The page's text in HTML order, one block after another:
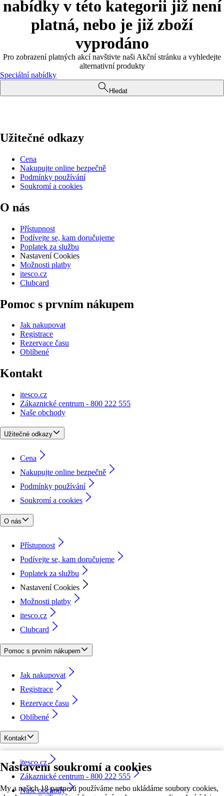
Nastavení soukromí a cookies
My a našich 18 partnerů používáme nebo ukládáme soubory cookies,
nabídky v této kategorii již není
platná, nebo je již zboží
vyprodáno
Pro zobrazení platných akcí navštivte naši Akční stránku a vyhledejte
alternativní produkty
Speciální nabídky
Hledat
Užitečné odkazy
Cena
Nakupujte online bezpečně
Podmínky používání
Soukromí a cookies
O nás
Přístupnost
Podívejte se, kam doručujeme
Poplatek za službu
Nastavení Cookies
Možnosti platby
itesco.cz
Clubcard
Pomoc s prvním nákupem
Jak nakupovat
Registrace
Rezervace času
Oblíbené
Kontakt
itesco.cz
Zákaznické centrum - 800 222 555
Naše obchody
Užitečné odkazy
Cena
Nakupujte online bezpečně
Podmínky používání
Soukromí a cookies
O nás
Přístupnost
Podívejte se, kam doručujeme
Poplatek za službu
Nastavení Cookies
Možnosti platby
itesco.cz
Clubcard
Pomoc s prvním nákupem
Jak nakupovat
Registrace
Rezervace času
Oblíbené
Kontakt
itesco.cz
Zákaznické centrum - 800 222 555
Naše obchody